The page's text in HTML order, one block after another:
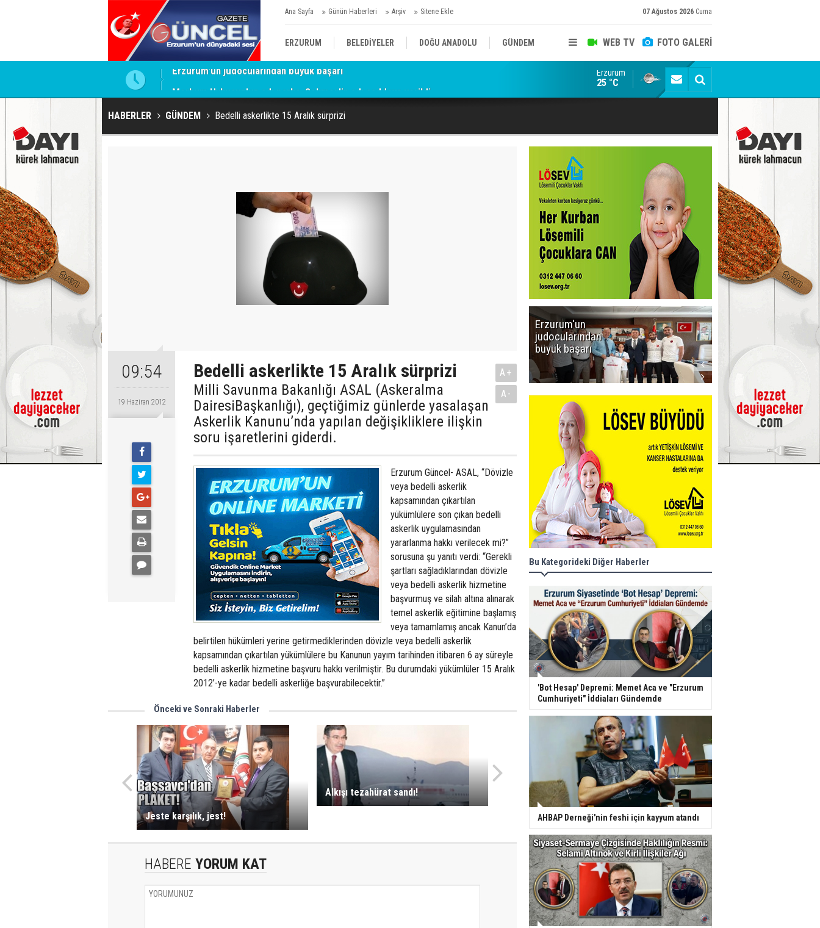
Ana Sayfa Günün Haberleri Arşiv Sitene Ekle 07 Ağustos 2026 Cuma
WEB TV FOTO GALERİ
ERZURUM BELEDİYELER DOĞU ANADOLU GÜNDEM
SİYASET
KÜLTÜR/SANAT//MAĞAZİN
Merhum Uykusuz'un adı parka, Sekmen'in adı caddeye verildi Konuşanlar'a katıldı, söyledikleri başına iş açtı!
Erzurum
25 °C
HABERLER GÜNDEM Bedelli askerlikte 15 Aralık sürprizi
09:54
19 Haziran 2012
Bedelli askerlikte 15 Aralık sürprizi
Milli Savunma Bakanlığı ASAL (Askeralma
DairesiBaşkanlığı), geçtiğimiz günlerde yasalaşan
Askerlik Kanunu’nda yapılan değişikliklere ilişkin
soru işaretlerini giderdi.
A+
A-
Erzurum Güncel- ASAL, “Dövizle
veya bedelli askerlik
kapsamından çıkartılan
yükümlülere son çıkan bedelli
askerlik uygulamasından
yararlanma hakkı verilecek mi?”
sorusuna şu yanıtı verdi: “Gerekli
şartları sağladıklarından dövizle
veya bedelli askerlik hizmetine
başvurmuş ve silah altına alınarak
temel askerlik eğitimine başlamış
veya tamamlamış ancak Kanun’da
belirtilen hükümleri yerine getirmediklerinden dövizle veya bedelli askerlik
kapsamından çıkartılan yükümlülere bu Kanunun yayım tarihinden itibaren 6 ay süreyle
bedelli askerlik hizmetine başvuru hakkı verilmiştir. Bu durumdaki yükümlüler 15 Aralık
2012’-ye kadar bedelli askerliğe başvurabilecektir.”
Önceki ve Sonraki Haberler
Jeste karşılık, jest!
Alkışı tezahürat sandı!
HABERE YORUM KAT
Erzurum'un
judocularından
büyük başarı
Bu Kategorideki Diğer Haberler
'Bot Hesap' Depremi: Memet Aca ve "Erzurum
Cumhuriyeti" İddiaları Gündemde
AHBAP Derneği'nin feshi için kayyum atandı